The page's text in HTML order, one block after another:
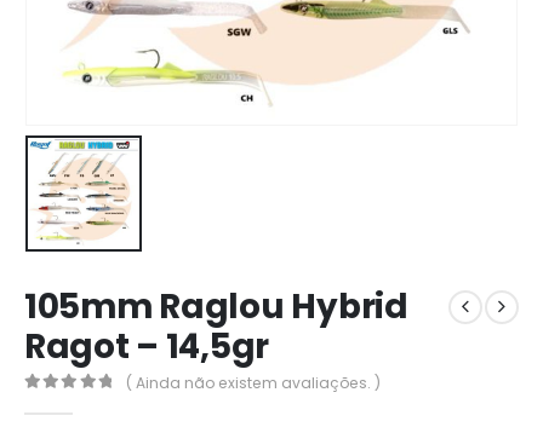
105mm Raglou Hybrid
Ragot – 14,5gr
( Ainda não existem avaliações. )